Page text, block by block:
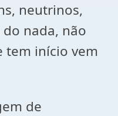
neutrinos,
nada, não
tem início vem
de